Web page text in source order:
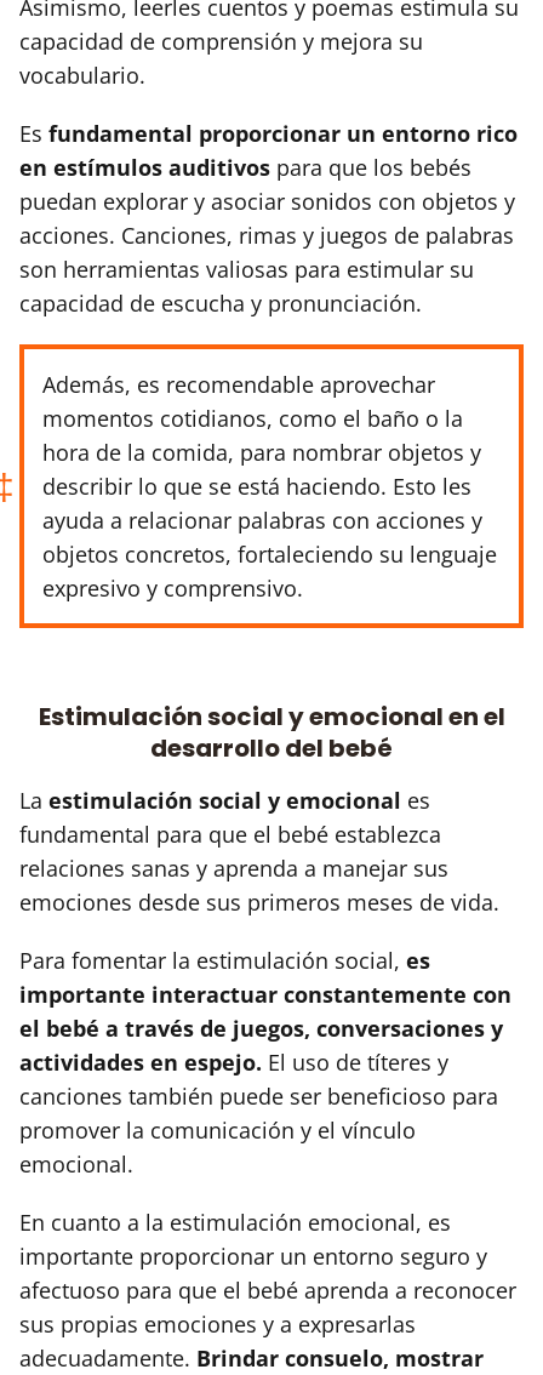
Asimismo, leerles cuentos y poemas estimula su
capacidad de comprensión y mejora su
vocabulario.
Es fundamental proporcionar un entorno rico
en estímulos auditivos para que los bebés
puedan explorar y asociar sonidos con objetos y
acciones. Canciones, rimas y juegos de palabras
son herramientas valiosas para estimular su
capacidad de escucha y pronunciación.
Además, es recomendable aprovechar
momentos cotidianos, como el baño o la
hora de la comida, para nombrar objetos y
describir lo que se está haciendo. Esto les
ayuda a relacionar palabras con acciones y
objetos concretos, fortaleciendo su lenguaje
expresivo y comprensivo.
Estimulación social y emocional en el
desarrollo del bebé
La estimulación social y emocional es
fundamental para que el bebé establezca
relaciones sanas y aprenda a manejar sus
emociones desde sus primeros meses de vida.
Para fomentar la estimulación social, es
importante interactuar constantemente con
el bebé a través de juegos, conversaciones y
actividades en espejo. El uso de títeres y
canciones también puede ser beneficioso para
promover la comunicación y el vínculo
emocional.
En cuanto a la estimulación emocional, es
importante proporcionar un entorno seguro y
afectuoso para que el bebé aprenda a reconocer
sus propias emociones y a expresarlas
adecuadamente. Brindar consuelo, mostrar